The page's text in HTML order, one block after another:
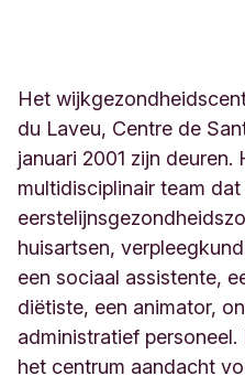
4
i
è
g
i
è
g
B
e
Het
du Laveu, Centre de
januari 2001 zijn
multidisciplinair team
huisartsen,
een sociaal assistente,
diëtiste, een animator,
administratief
het centrum aandacht